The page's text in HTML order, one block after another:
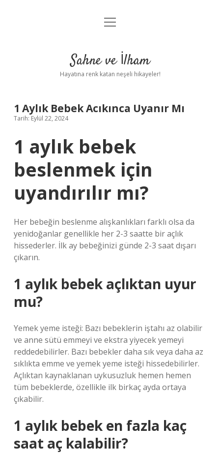
Anasayfa
Yasal Uyarı
menüyü
Sahne ve İlham
Hayatına renk katan neşeli hikayeler!
1 Aylık Bebek Acıkınca Uyanır Mı
Tarih: Eylül 22, 2024
1 aylık bebek
beslenmek için
uyandırılır mı?
Her bebeğin beslenme alışkanlıkları farklı olsa da
yenidoğanlar genellikle her 2-3 saatte bir açlık
hissederler. İlk ay bebeğinizi günde 2-3 saat dışarı
çıkarın.
1 aylık bebek açlıktan uyur
mu?
Yemek yeme isteği: Bazı bebeklerin iştahı az olabilir
ve anne sütü emmeyi ve ekstra yiyecek yemeyi
reddedebilirler. Bazı bebekler daha sık veya daha az
sıklıkta emme ve yemek yeme isteği hissedebilirler.
Açlıktan kaynaklanan uykusuzluk hemen hemen
tüm bebeklerde, özellikle ilk birkaç ayda ortaya
çıkabilir.
1 aylık bebek en fazla kaç
saat aç kalabilir?